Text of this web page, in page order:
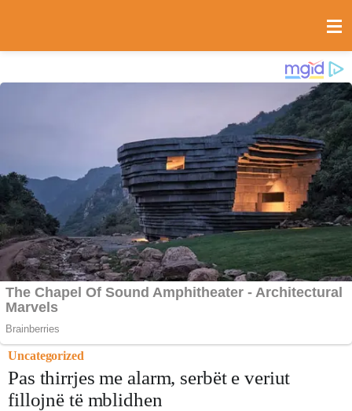
Uncategorized
Pas thirrjes me alarm, serbët e veriut
fillojnë të mblidhen